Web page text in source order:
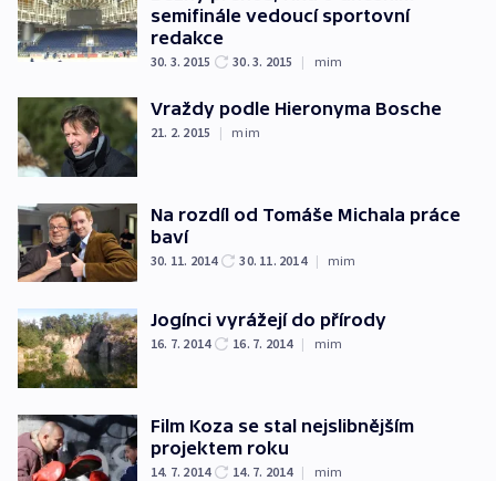
semifinále vedoucí sportovní
redakce
30. 3. 2015 30. 3. 2015 | mim
Vraždy podle Hieronyma Bosche
21. 2. 2015 | mim
Na rozdíl od Tomáše Michala práce
baví
30. 11. 2014 30. 11. 2014 | mim
Jogínci vyrážejí do přírody
16. 7. 2014 16. 7. 2014 | mim
Film Koza se stal nejslibnějším
projektem roku
14. 7. 2014 14. 7. 2014 | mim